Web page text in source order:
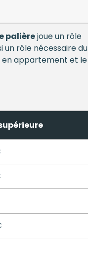
palièrejoue un rôle
un rôle nécessaire du
en appartement et le